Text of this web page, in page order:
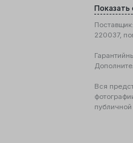
Показать
220037,
Вся